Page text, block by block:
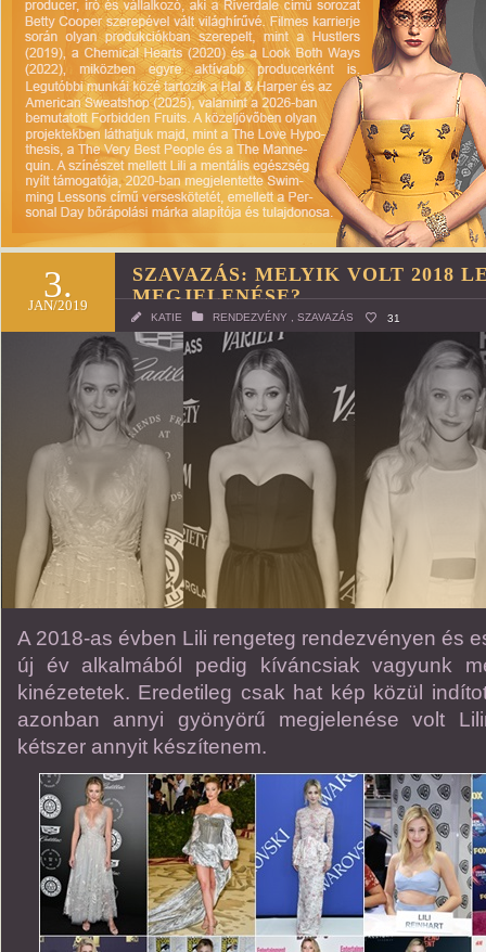
3.
JAN/2019
SZAVAZÁS: MELYIK VOLT 2018
MEGJELENÉSE?
KATIE RENDEZVÉNY SZAVAZÁS 31
A 2018-as évben Lili rengeteg rendezvényen és
új év alkalmából pedig kíváncsiak vagyunk
kinézetetek. Eredetileg csak hat kép közül
azonban annyi gyönyörű megjelenése volt
kétszer annyit készítenem.